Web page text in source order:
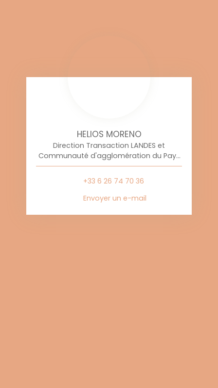
HELIOS MORENO
Direction Transaction LANDES et
Communauté d'agglomération du Pays
Basque
+33 6 26 74 70 36
Envoyer un e-mail